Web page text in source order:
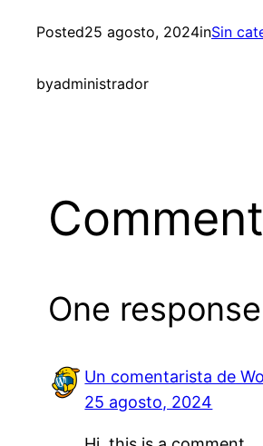
Posted25 agosto, 2024inSin
byadministrador
One
Un comentarista de
25 agosto, 2024